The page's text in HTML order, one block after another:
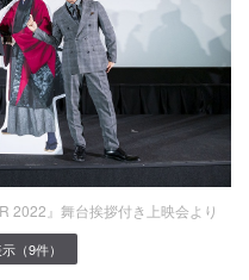
2022』舞台挨拶付き上映会より
（9件）